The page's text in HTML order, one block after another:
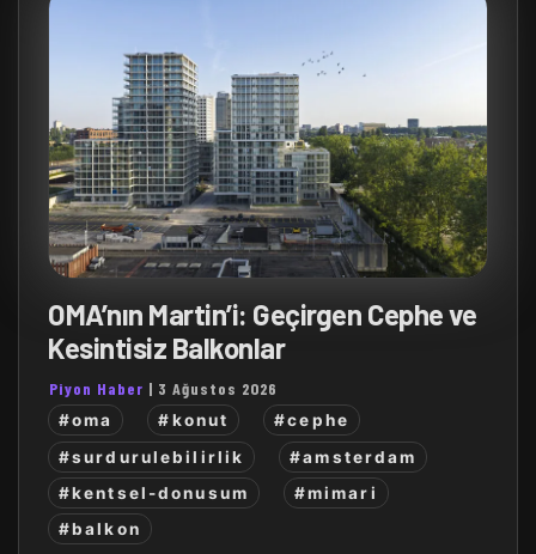
OMA’nın Martin’i: Geçirgen Cephe ve
Kesintisiz Balkonlar
Piyon Haber | 3 Ağustos 2026
#oma #konut
#cephe
#surdurulebilirlik
#amsterdam
#kentsel-donusum
#mimari
#balkon